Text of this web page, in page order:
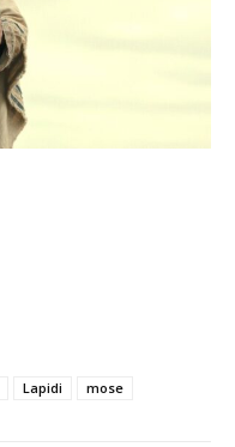
Lapidi mose